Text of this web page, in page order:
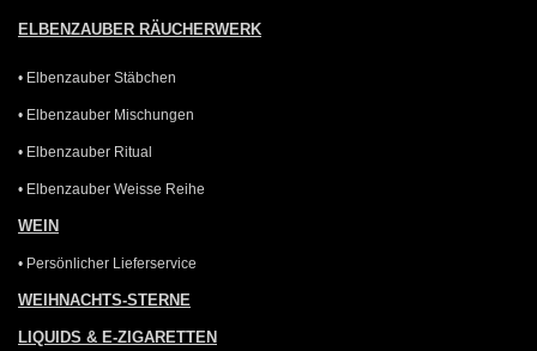
ELBENZAUBER RÄUCHERWERK
• Elbenzauber Stäbchen
• Elbenzauber Mischungen
• Elbenzauber Ritual
• Elbenzauber Weisse Reihe
WEIN
• Persönlicher Lieferservice
WEIHNACHTS-STERNE
LIQUIDS & E-ZIGARETTEN